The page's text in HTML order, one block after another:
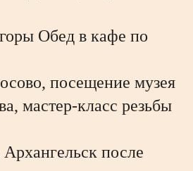
Обед в кафе по
посещение музея
мастер-класс резьбы
после